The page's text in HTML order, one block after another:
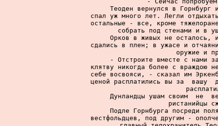
Теоден вернулся в Горнбург
спал уж много лет. Легли
остальные - все, кроме
собрать под стенами и в
Орков в живых не осталось,
сдались в плен; в ужасе и
оружие и
- Отстроите вместе с нами
клятву никогда более с враждою
себе восвояси, - сказал им
ценой расплатились вы за  вашу
Дунландцы ушам своим  не
ристанийцы
Подле Горнбурга посреди
вестфольдцев, под другим -